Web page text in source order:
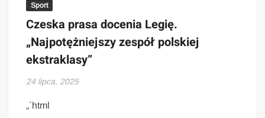
Sport
Czeska prasa docenia Legię.
„Najpotężniejszy zespół polskiej
ekstraklasy”
24 lipca, 2025
„`html